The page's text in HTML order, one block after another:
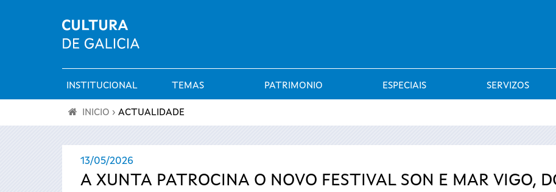
Menú
principal
INSTITUCIONAL TEMAS PATRIMONIO ESPECIAIS SERVIZOS
está
INICIO › ACTUALIDADE
13/05/2026
A XUNTA PATROCINA O NOVO FESTIVAL SON E MAR VIGO,